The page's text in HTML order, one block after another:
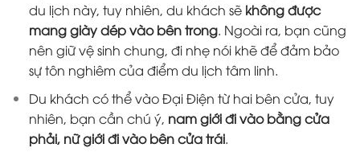
du lịch này, tuy nhiên, du khách sẽ không được
mang giày dép vào bên trong. Ngoài ra, bạn cũng
nên giữ vệ sinh chung, đi nhẹ nói khẽ để đảm bảo
sự tôn nghiêm của điểm du lịch tâm linh.
Du khách có thể vào Đại Điện từ hai bên cửa, tuy
nhiên, bạn cần chú ý, nam giới đi vào bằng cửa
phải, nữ giới đi vào bên cửa trái.